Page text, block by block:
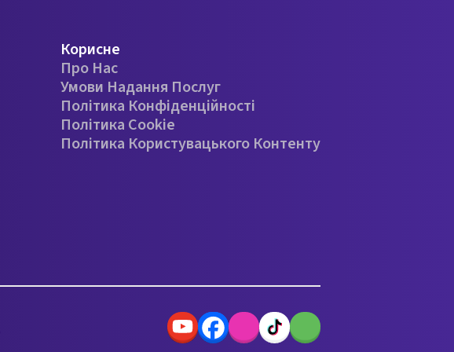
Корисне
Про Нас
Умови Надання Послуг
Політика Конфіденційності
Політика Cookie
Політика Користувацького Контенту